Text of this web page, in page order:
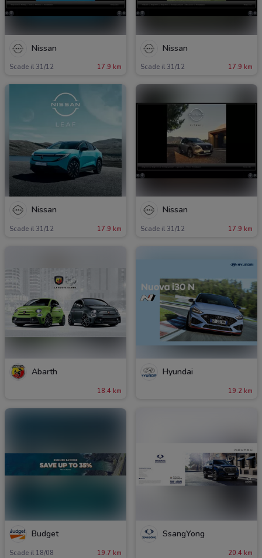
Nissan
Scade il 31/12 17.9 km
Nissan
Scade il 31/12 17.9 km
Nissan
Scade il 31/12 17.9 km
Nissan
Scade il 31/12 17.9 km
Abarth
18.4 km
Hyundai
19.2 km
Budget
Scade il 18/08 19.7 km
SsangYong
20.4 km